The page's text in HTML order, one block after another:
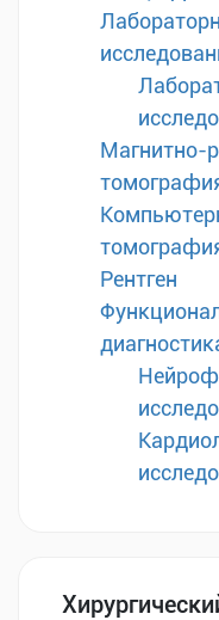
Магнитно-
Рентген